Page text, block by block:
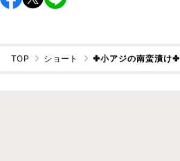
TOP ショート ✤小アジの南蛮漬け✤